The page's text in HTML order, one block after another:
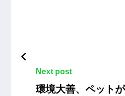
Next post
環境大善、ペット